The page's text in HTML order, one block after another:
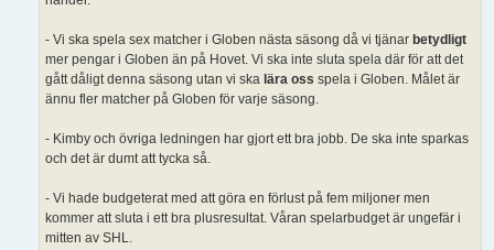
- Vi ska spela sex matcher i Globen nästa säsong då vi tjänar betydligt
mer pengar i Globen än på Hovet. Vi ska inte sluta spela där för att det
gått dåligt denna säsong utan vi ska lära oss spela i Globen. Målet är
ännu fler matcher på Globen för varje säsong.
- Kimby och övriga ledningen har gjort ett bra jobb. De ska inte sparkas
och det är dumt att tycka så.
- Vi hade budgeterat med att göra en förlust på fem miljoner men
kommer att sluta i ett bra plusresultat. Våran spelarbudget är ungefär i
mitten av SHL.